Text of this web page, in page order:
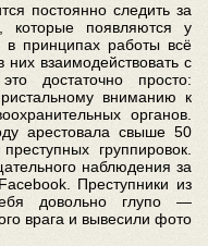
постоянно следить за
которые появляются у
в принципах работы всё
взаимодействовать с
достаточно просто:
вниманию к
органов.
арестовала свыше 50
группировок.
наблюдения за
Преступники из
довольно глупо —
врага и вывесили фото